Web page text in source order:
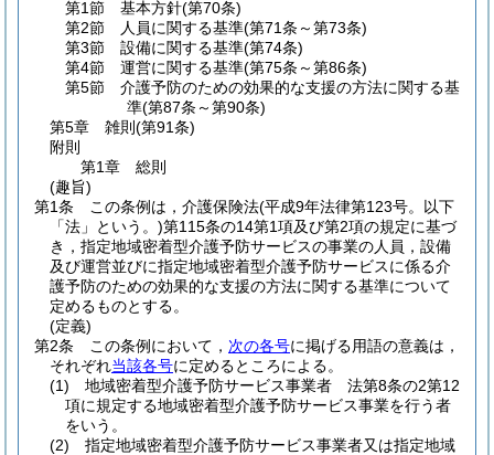
第1節
基本方針(第70条)
第2節
人員に関する基準(第71条～第73条)
第3節
設備に関する基準(第74条)
第4節
運営に関する基準(第75条～第86条)
第5節
介護予防のための効果的な支援の方法に関する基
準(第87条～第90条)
第5章
雑則 (第91条)
附則
第1章
総則
(趣旨)
第1条
この条例は，介護保険法(平成9年法律第123号。以下
「法」という。)第115条の14第1項及び第2項の規定に基づ
き，指定地域密着型介護予防サービスの事業の人員，設備
及び運営並びに指定地域密着型介護予防サービスに係る介
護予防のための効果的な支援の方法に関する基準について
定めるものとする。
(定義)
第2条
この条例において， 次の各号に掲げる用語の意義は，
それぞれ当該各号に定めるところによる。
(1)
地域密着型介護予防サービス事業者 法第8条の2第12
項に規定する地域密着型介護予防サービス事業を行う者
をいう。
(2)
指定地域密着型介護予防サービス事業者又は指定地域